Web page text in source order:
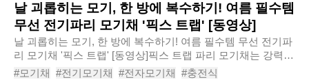
날 괴롭히는 모기, 한 방에 복수하기! 여름 필수템
무선 전기파리 모기채 '픽스 트랩' [동영상]
날 괴롭히는 모기, 한 방에 복수하기! 여름 필수템 무선 전기파
리 모기채 '픽스 트랩' [동영상]픽스 트랩 파리 모기채는 강력한
3300V 전압으로 파리, 모기 등의 해충을 간편하게 퇴치할 수
#모기채 #전기모기채 #전자모기채
#충전식